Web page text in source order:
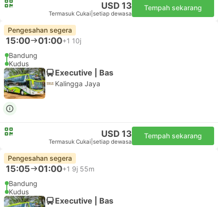
USD 13
Termasuk Cukai setiap dewasa
Tempah sekarang
Pengesahan segera
15:00 01:00+1 10j
Bandung
Kudus
Executive | Bas
Kalingga Jaya
USD 13
Termasuk Cukai setiap dewasa
Tempah sekarang
Pengesahan segera
15:05 01:00+1 9j 55m
Bandung
Kudus
Executive | Bas